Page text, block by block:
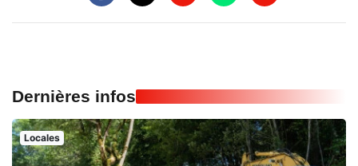
Dernières infos
Locales